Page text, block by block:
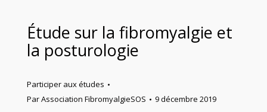
Étude sur la fibromyalgie et
la posturologie
Participer aux études
ParAssociation FibromyalgieSOS 9 décembre 2019